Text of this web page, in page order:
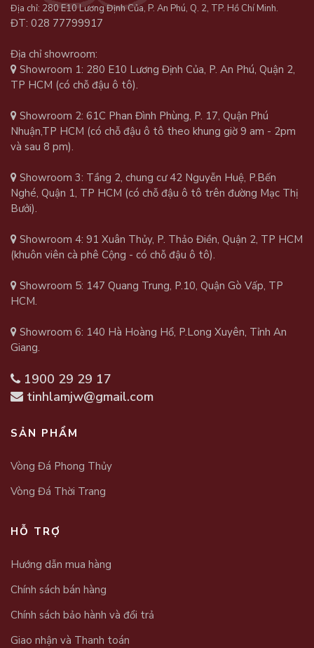
Địa chỉ: 280 E10 Lương Định Của, P. An Phú, Q. 2, TP. Hồ Chí Minh.
ĐT: 028 77799917
Địa chỉ showroom:
Showroom 1: 280 E10 Lương Định Của, P. An Phú, Quận 2,
TP HCM (có chỗ đậu ô tô).
Showroom 2: 61C Phan Đình Phùng, P. 17, Quận Phú
Nhuận,TP HCM (có chỗ đậu ô tô theo khung giờ 9 am - 2pm
và sau 8 pm).
Showroom 3: Tầng 2, chung cư 42 Nguyễn Huệ, P.Bến
Nghé, Quận 1, TP HCM (có chỗ đậu ô tô trên đường Mạc Thị
Bưởi).
Showroom 4: 91 Xuân Thủy, P. Thảo Điền, Quận 2, TP HCM
(khuôn viên cà phê Cộng - có chỗ đậu ô tô).
Showroom 5: 147 Quang Trung, P.10, Quận Gò Vấp, TP
HCM.
Showroom 6: 140 Hà Hoàng Hổ, P.Long Xuyên, Tỉnh An
Giang.
1900 29 29 17
tinhlamjw@gmail.com
SẢN PHẨM
Vòng Đá Phong Thủy
Vòng Đá Thời Trang
HỖ TRỢ
Hướng dẫn mua hàng
Chính sách bán hàng
Chính sách bảo hành và đổi trả
Giao nhận và Thanh toán